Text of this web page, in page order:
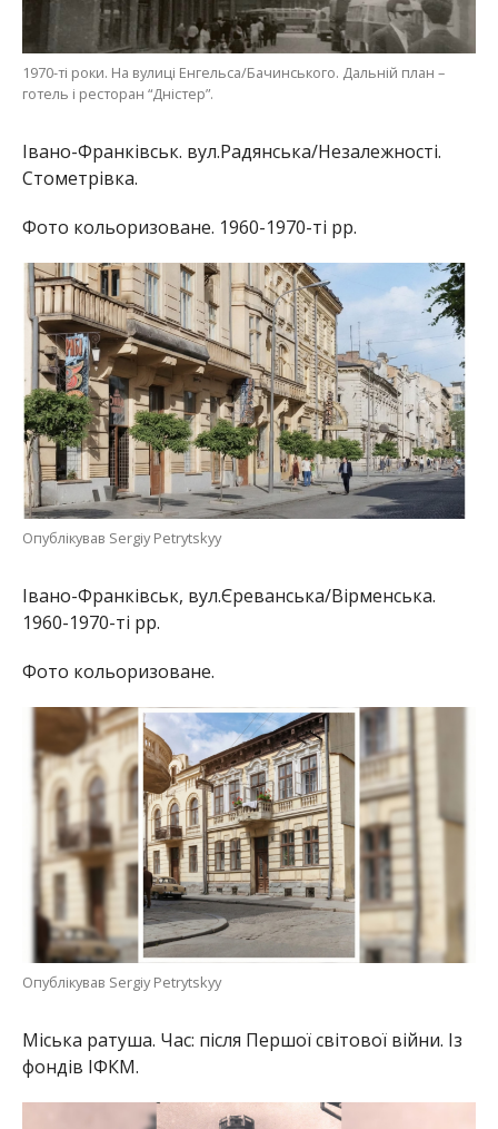
1970-ті роки. На вулиці Енгельса/Бачинського. Дальній план –
готель і ресторан “Дністер”.
Івано-Франківськ. вул.Радянська/Незалежності.
Стометрівка.
Фото кольоризоване. 1960-1970-ті рр.
Опублікував Sergiy Petrytskyy
Івано-Франківськ, вул.Єреванська/Вірменська.
1960-1970-ті рр.
Фото кольоризоване.
Опублікував Sergiy Petrytskyy
Міська ратуша. Час: після Першої світової війни. Із
фондів ІФКМ.